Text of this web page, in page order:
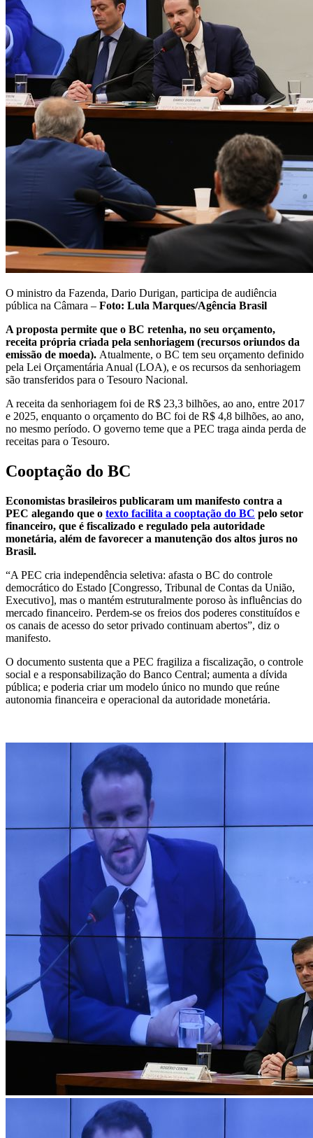
O ministro da Fazenda, Dario Durigan, participa de audiência
pública na Câmara – Foto: Lula Marques/Agência Brasil
A proposta permite que o BC retenha, no seu orçamento,
receita própria criada pela senhoriagem (recursos oriundos da
emissão de moeda). Atualmente, o BC tem seu orçamento definido
pela Lei Orçamentária Anual (LOA), e os recursos da senhoriagem
são transferidos para o Tesouro Nacional.
A receita da senhoriagem foi de R$ 23,3 bilhões, ao ano, entre 2017
e 2025, enquanto o orçamento do BC foi de R$ 4,8 bilhões, ao ano,
no mesmo período. O governo teme que a PEC traga ainda perda de
receitas para o Tesouro.
Cooptação do BC
Economistas brasileiros publicaram um manifesto contra a
PEC alegando que o texto facilita a cooptação do BC pelo setor
financeiro, que é fiscalizado e regulado pela autoridade
monetária, além de favorecer a manutenção dos altos juros no
Brasil.
“A PEC cria independência seletiva: afasta o BC do controle
democrático do Estado [Congresso, Tribunal de Contas da União,
Executivo], mas o mantém estruturalmente poroso às influências do
mercado financeiro. Perdem-se os freios dos poderes constituídos e
os canais de acesso do setor privado continuam abertos”, diz o
manifesto.
O documento sustenta que a PEC fragiliza a fiscalização, o controle
social e a responsabilização do Banco Central; aumenta a dívida
pública; e poderia criar um modelo único no mundo que reúne
autonomia financeira e operacional da autoridade monetária.